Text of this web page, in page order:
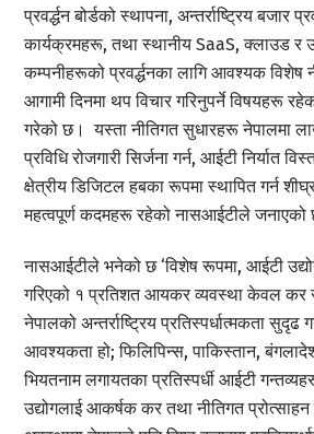
प्रवर्द्धन बोर्डको स्थापना, अन्तर्राष्ट्रिय बजार
कार्यक्रमहरू, तथा स्थानीय SaaS, क्लाउड र
कम्पनीहरूको प्रवर्द्धनका लागि आवश्यक विशेष
आगामी दिनमा थप विचार गरिनुपर्ने विषयहरू
गरेको छ। यस्ता नीतिगत सुधारहरू नेपालमा
प्रविधि रोजगारी सिर्जना गर्न, आईटी निर्यात
क्षेत्रीय डिजिटल हबका रूपमा स्थापित गर्न शीघ्र
महत्वपूर्ण कदमहरू रहेको नासआईटीले जनाएको
नासआईटीले भनेको छ ‘विशेष रूपमा, आईटी
गरिएको १ प्रतिशत आयकर व्यवस्था केवल कर
नेपालको अन्तर्राष्ट्रिय प्रतिस्पर्धात्मकता सुदृढ
आवश्यकता हो; फिलिपिन्स, पाकिस्तान,
भियतनाम लगायतका प्रतिस्पर्धी आईटी
उद्योगलाई आकर्षक कर तथा नीतिगत प्रोत्साहन